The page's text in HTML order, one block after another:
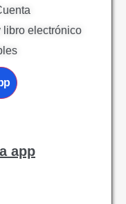
libro electrónico
app